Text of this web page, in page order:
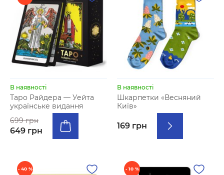
В наявності
Таро Райдера — Уейта
українське видання
699 грн
649 грн
В наявності
Шкарпетки «Весняний
Київ»
169 грн
- 40 % - 10 %